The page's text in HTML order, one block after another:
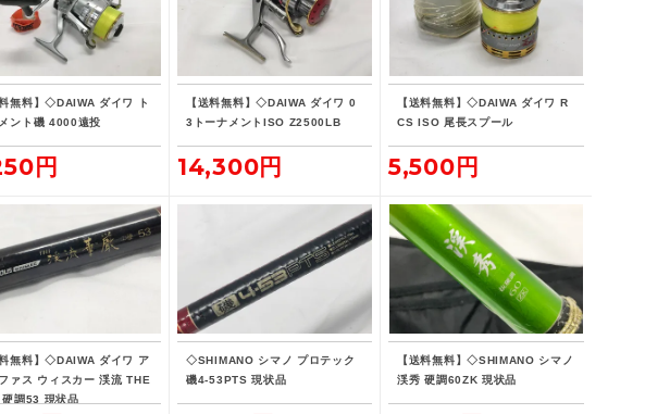
料無料】◇DAIWA ダイワ ト
ント磯 4000遠投
円
【送料無料】◇DAIWA ダイワ 0
3トーナメントISO Z2500LB
14,300円
【送料無料】◇DAIWA ダイワ R
CS ISO 尾長スプール
5,500円
料無料】◇DAIWA ダイワ ア
ァス ウィスカー 渓流 THE
硬調53 現状品
◇SHIMANO シマノ プロテック
磯4-53PTS 現状品
【送料無料】◇SHIMANO シマノ
渓秀 硬調60ZK 現状品